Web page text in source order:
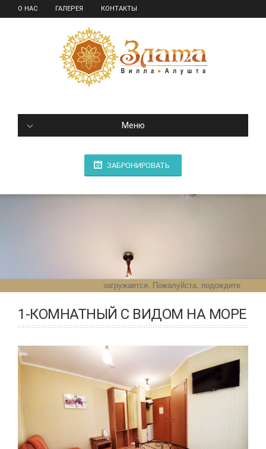
О НАС ГАЛЕРЕЯ КОНТАКТЫ
Меню
ЗАБРОНИРОВАТЬ
загружается. Пожалуйста, подождите
1-КОМНАТНЫЙ С ВИДОМ НА МОРЕ